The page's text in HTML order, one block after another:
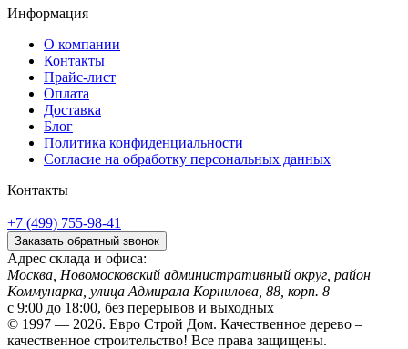
Информация
О компании
Контакты
Прайс-лист
Оплата
Доставка
Блог
Политика конфиденциальности
Согласие на обработку персональных данных
Контакты
+7 (499) 755-98-41
Заказать обратный звонок
Адрес склада и офиса:
Москва, Новомосковский административный округ, район
Коммунарка, улица Адмирала Корнилова, 88, корп. 8
с 9:00 до 18:00, без перерывов и выходных
© 1997 — 2026. Евро Строй Дом. Качественное дерево –
качественное строительство! Все права защищены.